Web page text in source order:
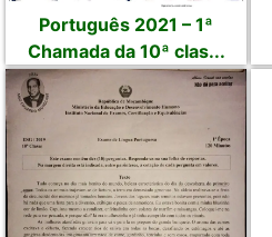
Português 2021 – 1ª
Chamada da 10ª clas...